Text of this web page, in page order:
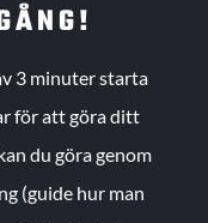
3 minuter starta
för att göra ditt
du göra genom
(guide hur man